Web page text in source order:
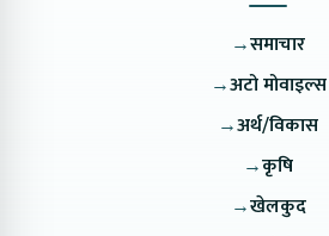
→समाचार
→अटो मोवाइल्स
→अर्थ/विकास
→कृषि
→खेलकुद